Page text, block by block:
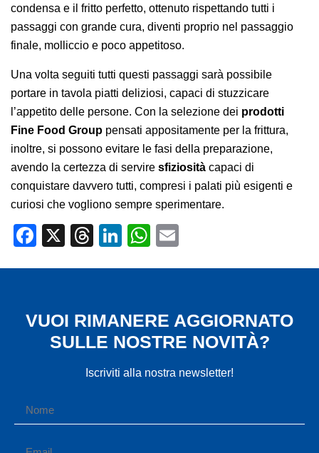
condensa e il fritto perfetto, ottenuto rispettando tutti i
passaggi con grande cura, diventi proprio nel passaggio
finale, molliccio e poco appetitoso.
Una volta seguiti tutti questi passaggi sarà possibile
portare in tavola piatti deliziosi, capaci di stuzzicare
l’appetito delle persone. Con la selezione dei prodotti
Fine Food Group pensati appositamente per la frittura,
inoltre, si possono evitare le fasi della preparazione,
avendo la certezza di servire sfiziosità capaci di
conquistare davvero tutti, compresi i palati più esigenti e
curiosi che vogliono sempre sperimentare.
Facebook
X Threads
LinkedIn
WhatsApp
VUOI RIMANERE AGGIORNATO
SULLE NOSTRE NOVITÀ?
Iscriviti alla nostra newsletter!